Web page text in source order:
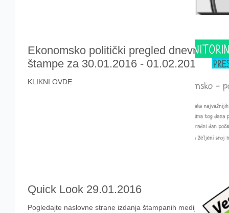
Ekonomsko politički pregled dnevne
štampe za 30.01.2016 - 01.02.2016.
KLIKNI OVDE
Quick Look 29.01.2016
Pogledajte naslovne strane izdanja štampanih medija